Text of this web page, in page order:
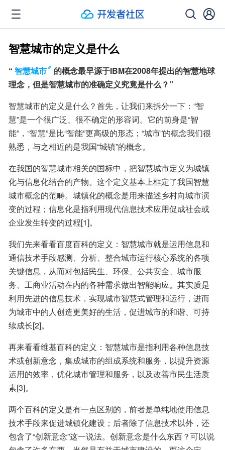
智慧城市的定义是什么
“ 智慧城市
的概念最早源于IBM在2008年提出的智慧地球
理念，但是智慧城市的准确定义究竟是什么？”
智慧城市的定义是什么？首先，让我们来拆分一下：“智
慧”是一个很广泛、很不确定的形容词。它的前身是“智
能”，“智慧”是比“智能”更高级的形态；“城市”的概念我们很
熟悉，与之相近的是我国“城镇”的概念。
在我国的智慧城市相关的国标中，把智慧城市定义为城镇
化与信息化结合的产物。这个定义基本上框定了我国智慧
城市概念的范畴。城镇化的概念是用来描述乡村向城市演
变的过程；信息化是指利用现代信息技术应用促成社会或
企业发生转变的过程[1]。
我们先来看看百度百科的定义：智慧城市就是运用信息和
通信技术手段感测、分析、整合城市运行核心系统的各项
关键信息，从而对包括民生、环保、公共安全、城市服
务、工商业活动在内的各种需求做出智能响应。其实质是
利用先进的信息技术，实现城市智慧式管理和运行，进而
为城市中的人创造更美好的生活，促进城市的和谐、可持
续成长[2]。
再来看看维基百科的定义：智慧城市是指利用各种信息技
术或创新意念，集成城市的组成系统和服务，以提升资源
运用的效率，优化城市管理和服务，以及改善市民生活质
素[3]。
两个百科的定义是有一点区别的，前者是单纯地使用信息
技术手段来促进城镇化建设；后者除了信息技术以外，还
包含了“创新意念”这一说法。创新意念是什么东西？可以说